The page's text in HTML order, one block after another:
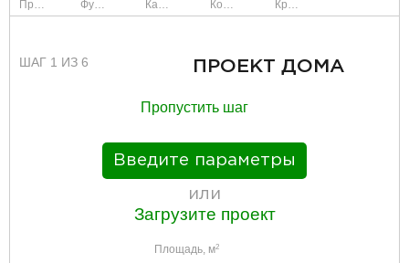
ШАГ 1 ИЗ 6 ПРОЕКТ ДОМА
Пропустить шаг
Введите параметры
или
Загрузите проект
Площадь, м2